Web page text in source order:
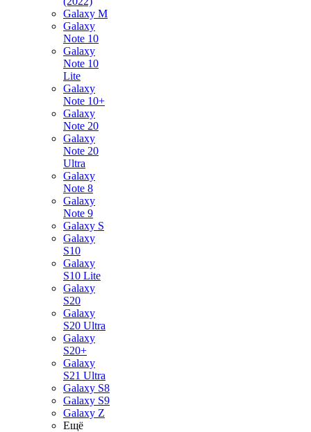
Galaxy M
Galaxy
Note 10
Galaxy
Note 10
Lite
Galaxy
Note 10+
Galaxy
Note 20
Galaxy
Note 20
Ultra
Galaxy
Note 8
Galaxy
Note 9
Galaxy S
Galaxy
S10
Galaxy
S10 Lite
Galaxy
S20
Galaxy
S20 Ultra
Galaxy
S20+
Galaxy
S21 Ultra
Galaxy S8
Galaxy S9
Galaxy Z
Ещё